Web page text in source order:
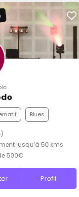
Blues
jusqu’à 50 kms
500€
Profil